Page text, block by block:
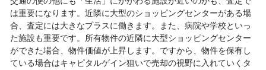
は重要になります。近隣に大型のショッピングセンターがある場
合、査定には大きなプラスに働きます。また、病院や学校といっ
た施設も重要です。所有物件の近隣に大型ショッピングセンター
ができた場合、物件価値が上昇します。ですから、物件を保有し
ている場合はキャピタルゲイン狙いで売却の視野に入れていくタ